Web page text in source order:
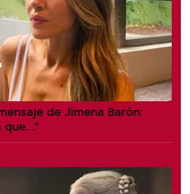
de Jimena Barón:
que..."